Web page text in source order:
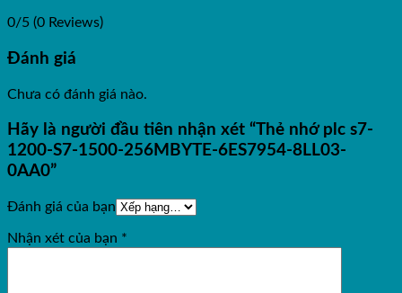
0/5 (0 Reviews)
Đánh giá
Chưa có đánh giá nào.
Hãy là người đầu tiên nhận xét “Thẻ nhớ plc s7-
1200-S7-1500-256MBYTE-6ES7954-8LL03-
0AA0”
Đánh giá của bạn
Nhận xét của bạn *